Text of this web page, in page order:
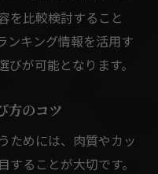
を比較検討すること
ンキング情報を活用す
が可能となります。
方のコツ
ためには、肉質やカッ
することが大切です。